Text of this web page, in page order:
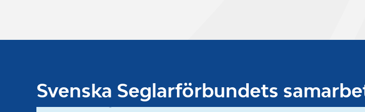
Svenska Seglarförbundets